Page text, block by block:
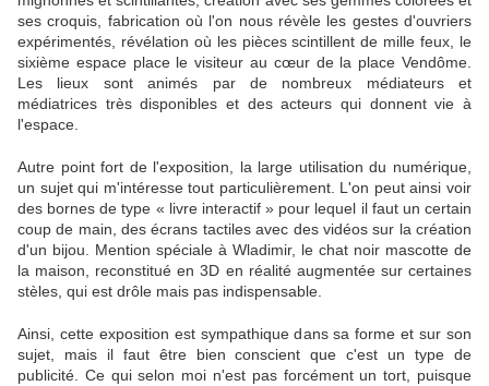
ses croquis, fabrication où l'on nous révèle les gestes d'ouvriers
expérimentés, révélation où les pièces scintillent de mille feux, le
sixième espace place le visiteur au cœur de la place Vendôme.
Les lieux sont animés par de nombreux médiateurs et
médiatrices très disponibles et des acteurs qui donnent vie à
l'espace.
Autre point fort de l'exposition, la large utilisation du numérique,
un sujet qui m'intéresse tout particulièrement. L'on peut ainsi voir
des bornes de type « livre interactif » pour lequel il faut un certain
coup de main, des écrans tactiles avec des vidéos sur la création
d'un bijou. Mention spéciale à Wladimir, le chat noir mascotte de
la maison, reconstitué en 3D en réalité augmentée sur certaines
stèles, qui est drôle mais pas indispensable.
Ainsi, cette exposition est sympathique dans sa forme et sur son
sujet, mais il faut être bien conscient que c'est un type de
publicité. Ce qui selon moi n'est pas forcément un tort, puisque